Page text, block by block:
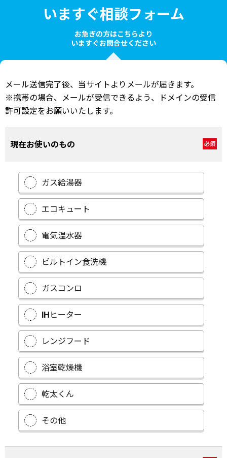
いますぐ相談フォーム
お急ぎの方はこちらより
いますぐお問合せください
メール送信完了後、当サイトよりメールが届きます。
※携帯の場合、メールが受信できるよう、ドメインの受信
許可設定をお願いいたします。
現在お使いのもの 必須
ガス給湯器
エコキュート
電気温水器
ビルトイン食洗機
ガスコンロ
IHヒーター
レンジフード
浴室乾燥機
乾太くん
その他